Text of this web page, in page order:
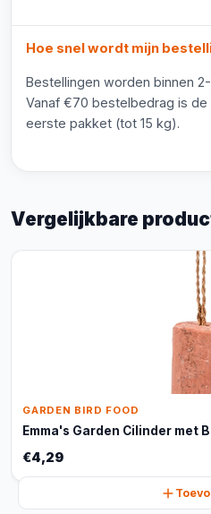
Hoe snel wordt mijn
Bestellingen worden binnen
Vanaf €70 bestelbedrag is
eerste pakket (tot 15 kg).
Vergelijkbare
GARDEN BIRD FOOD
Emma's Garden Cilinder met
€4,29